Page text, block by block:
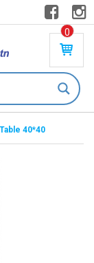
0
PR
DU
IT(
S)
40*40